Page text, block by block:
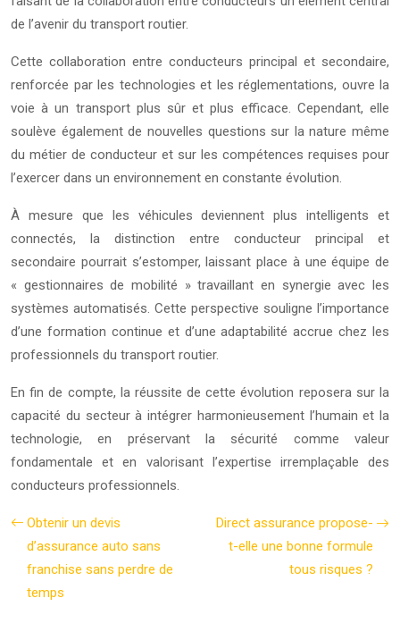
de l’avenir du transport routier.
Cette collaboration entre conducteurs principal et secondaire,
renforcée par les technologies et les réglementations, ouvre la
voie à un transport plus sûr et plus efficace. Cependant, elle
soulève également de nouvelles questions sur la nature même
du métier de conducteur et sur les compétences requises pour
l’exercer dans un environnement en constante évolution.
À mesure que les véhicules deviennent plus intelligents et
connectés, la distinction entre conducteur principal et
secondaire pourrait s’estomper, laissant place à une équipe de
« gestionnaires de mobilité » travaillant en synergie avec les
systèmes automatisés. Cette perspective souligne l’importance
d’une formation continue et d’une adaptabilité accrue chez les
professionnels du transport routier.
En fin de compte, la réussite de cette évolution reposera sur la
capacité du secteur à intégrer harmonieusement l’humain et la
technologie, en préservant la sécurité comme valeur
fondamentale et en valorisant l’expertise irremplaçable des
conducteurs professionnels.
Obtenir un devis
d’assurance auto sans
franchise sans perdre de
temps
Direct assurance propose-
t-elle une bonne formule
tous risques ?